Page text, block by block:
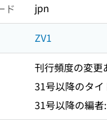
ド jpn
ZV1
刊行頻度の変更
31号以降のタ
31号以降の編